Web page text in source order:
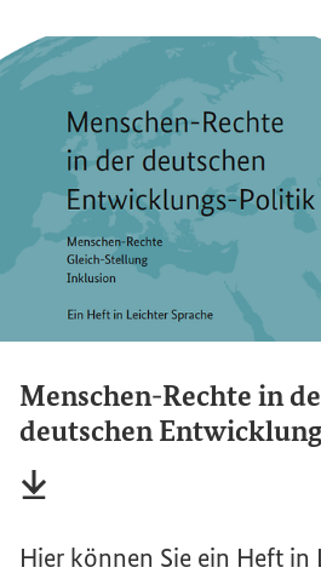
Menschen-Rechte in
deutschen
Hier können Sie ein Heft in